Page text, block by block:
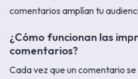
comentarios amplían tu
¿Cómo funcionan las
comentarios?
Cada vez que un comentario